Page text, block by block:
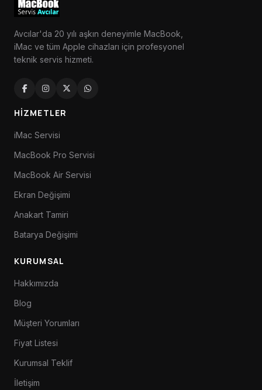
Avcılar'da 20 yılı aşkın deneyimle MacBook,
iMac ve tüm Apple cihazları için profesyonel
teknik servis hizmeti.
HIZMETLER
iMac Servisi
MacBook Pro Servisi
MacBook Air Servisi
Ekran Değişimi
Anakart Tamiri
Batarya Değişimi
KURUMSAL
Hakkımızda
Blog
Müşteri Yorumları
Fiyat Listesi
Kurumsal Teklif
İletişim